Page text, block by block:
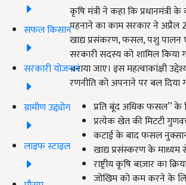
सफल किसान
सरकारी योजनाएं
ग्रामीण उद्द्योग
लाइफ स्टाइल
कृषि मंत्री ने कहा कि
पहनाने का काम सरकार ने अप्रैल
खाद्य प्रसंकरण, फसल, पशु पालन
सरकारी सदस्य को शामिल किया
बनाया जाए। इस महत्वाकांक्षी
रणनीति को अपनाने पर बल दिया
प्रति बूंद अधिक फसल’’ के
प्रत्येक खेत की मिटटी
कटाई के बाद फसल
खाद्य प्रसंस्करण के माध्यम
राष्ट्रीय कृषि बाज़ार का
जोखिम को कम करने के